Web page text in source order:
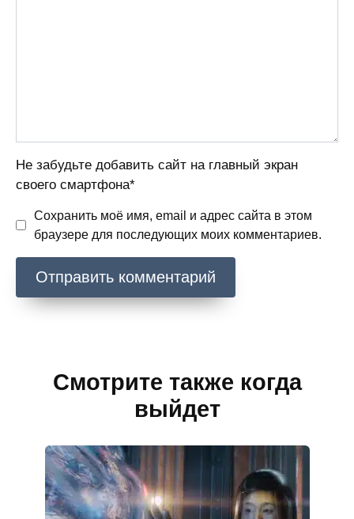
Не забудьте добавить сайт на главный экран
своего смартфона*
Сохранить моё имя, email и адрес сайта в этом
браузере для последующих моих комментариев.
Смотрите также когда
выйдет